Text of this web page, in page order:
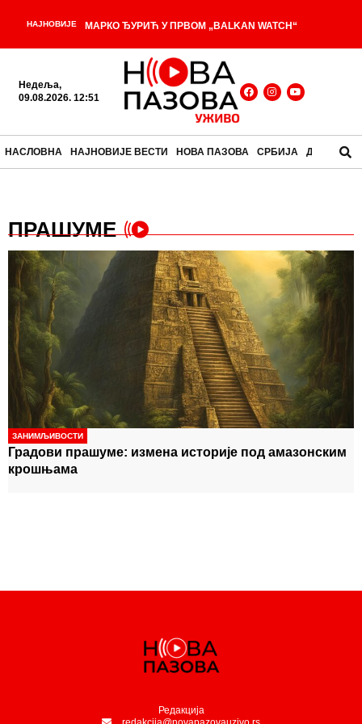
НАЈНОВИЈЕ МАРКО ЂУРИЋ У ПРВОМ „BALKAN WATCH“
ПОДКАСТУ: О СРБИЈИ, АМЕРИЦИ, ПОЛИТИЦИ, АЛИ
И ЖИВОТУ ВАН ФУНКЦИЈЕ Појединац понекад
-
Зрењанина стизаћемо за 35 минута, ево детаљне
трасе и како напредују радови ФОТО - Постоје
животиње које користе своје лекове! -
Међународни дан сиромашних и лице које свет
најчешће не види - ПЕНЗИЈЕ РАСТУ ВЕЋ ОВЕ
ГОДИНЕ: Повећање ће пратити раст плата! -
Недеља,
09.08.2026. 12:51
НАСЛОВНА НАЈНОВИЈЕ ВЕСТИ НОВА ПАЗОВА СРБИЈА ДРУШТВО
ПРАШУМЕ
ЗАНИМЉИВОСТИ
Градови прашуме: измена историје под амазонским
крошњама
Редакција